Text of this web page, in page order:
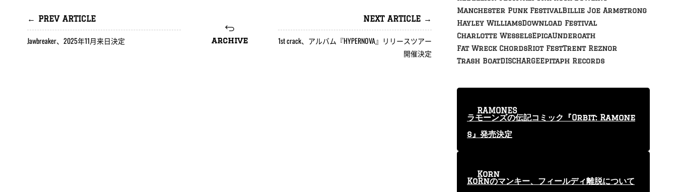
← PREV ARTICLE
Jawbreaker、2025年11月来日決定 archive
NEXT ARTICLE →
1st crack、アルバム『HYPERNOVA』リリースツアー
開催決定
Manchester Punk FestivalBillie Joe Armstrong
Hayley WilliamsDownload Festival
Charlotte WesselsEpicaUnderoath
Fat Wreck ChordsRiot FestTrent Reznor
Trash BoatDISCHARGEEpitaph Records
ラモーンズの伝記コミック『Orbit: Ramone
s』発売決定
RAMONES
KoRnのマンキー、フィールディ離脱について
Korn